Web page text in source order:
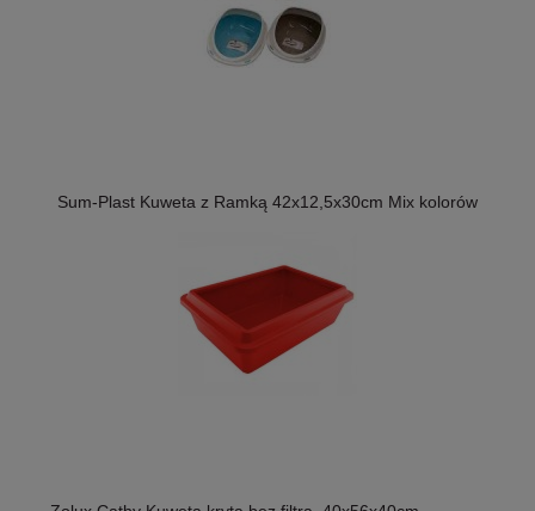
Sum-Plast Kuweta z Ramką 42x12,5x30cm Mix kolorów